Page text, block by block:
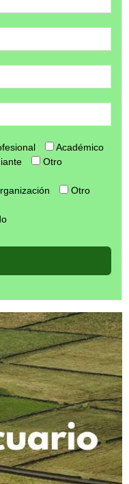
Académico
Otro
Otro